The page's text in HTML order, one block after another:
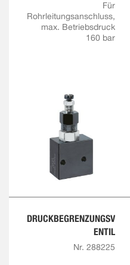
Für
Rohrleitungsanschluss,
max. Betriebsdruck
160 bar
DRUCKBEGRENZUNGSV
ENTIL
Nr. 288225